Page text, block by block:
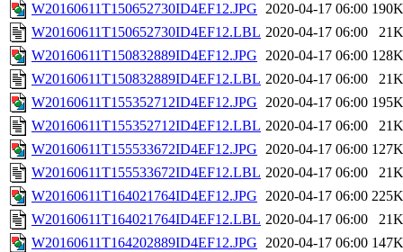
W20160611T150652730ID4EF12.JPG 2020-04-17 06:00 190K
W20160611T150652730ID4EF12.LBL 2020-04-17 06:00
21K
W20160611T150832889ID4EF12.JPG 2020-04-17 06:00 128K
W20160611T150832889ID4EF12.LBL 2020-04-17 06:00
21K
W20160611T155352712ID4EF12.JPG 2020-04-17 06:00 195K
W20160611T155352712ID4EF12.LBL 2020-04-17 06:00
21K
W20160611T155533672ID4EF12.JPG 2020-04-17 06:00 127K
W20160611T155533672ID4EF12.LBL 2020-04-17 06:00
21K
W20160611T164021764ID4EF12.JPG 2020-04-17 06:00 225K
W20160611T164021764ID4EF12.LBL 2020-04-17 06:00
21K
W20160611T164202889ID4EF12.JPG 2020-04-17 06:00 147K